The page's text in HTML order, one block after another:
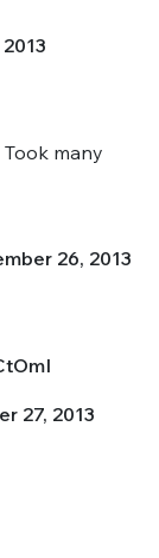
many
26, 2013
27, 2013